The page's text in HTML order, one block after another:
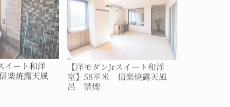
イート和洋
楽焼露天風
【洋モダンJrスイート和洋
室】58平米 信楽焼露天風
呂 禁煙